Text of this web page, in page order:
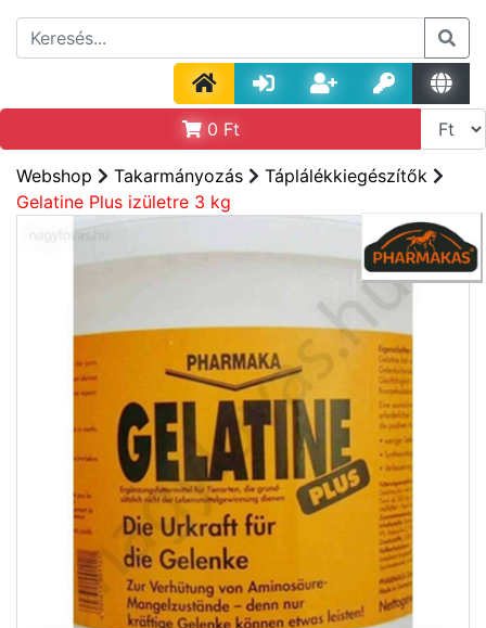
0 Ft
Webshop Takarmányozás
Táplálékkiegészítők
Gelatine Plus izületre 3 kg